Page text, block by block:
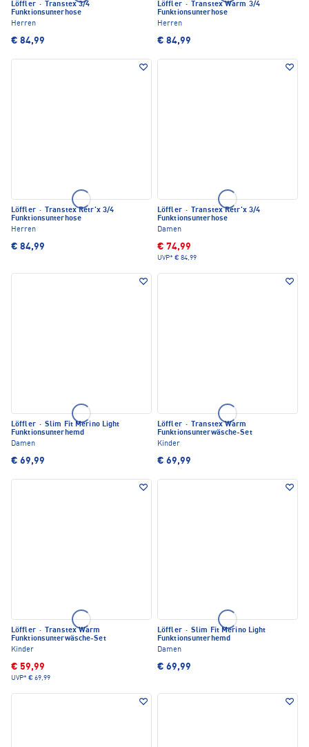
Löffler ·
Transtex 3/4
Funktionsunterhose
Herren
€ 84,99
Löffler ·
Transtex Warm 3/4
Funktionsunterhose
Herren
€ 84,99
Löffler ·
Transtex Retr'x 3/4
Funktionsunterhose
Herren
€ 84,99
Löffler ·
Transtex Retr'x 3/4
Funktionsunterhose
Damen
€ 74,99
UVP* € 84,99
Löffler · Slim Fit Merino Light
Funktionsunterhemd
Damen
€ 69,99
Löffler ·
Transtex Warm
Funktionsunterwäsche-Set
Kinder
€ 69,99
Löffler ·
Transtex Warm
Funktionsunterwäsche-Set
Kinder
€ 59,99
UVP* € 69,99
Löffler · Slim Fit Merino Light
Funktionsunterhemd
Damen
€ 69,99